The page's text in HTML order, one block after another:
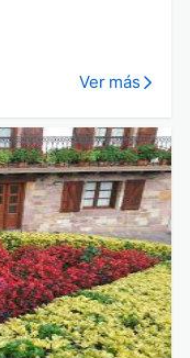
Ver más